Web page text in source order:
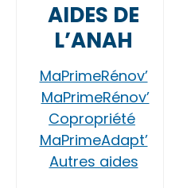
AIDES DE
L’ANAH
MaPrimeRénov’
MaPrimeRénov’
Copropriété
MaPrimeAdapt’
Autres aides